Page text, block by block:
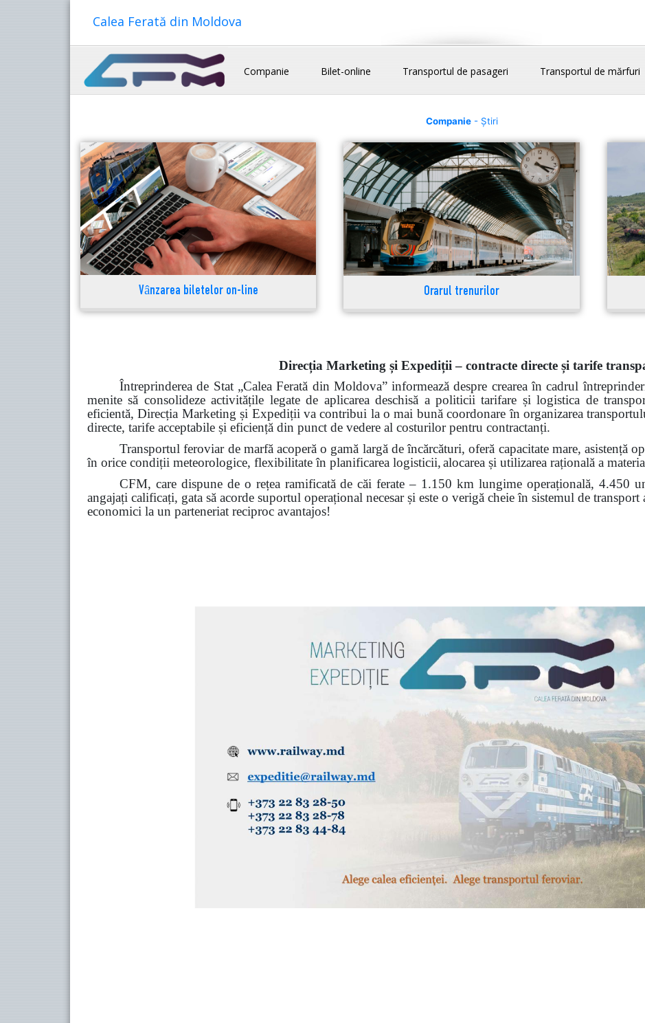
Calea Ferată din Moldova
Companie Bilet-online Transportul de pasageri Transportul de mărfuri
Companie- Știri
Vânzarea biletelor on-line Orarul trenurilor
Direcția Marketing și Expediții – contracte directe și tarife
Întreprinderea de Stat „Calea Ferată din Moldova” informează despre crearea în cadrul
menite să consolideze activitățile legate de aplicarea deschisă a politicii tarifare și logistica de
eficientă, Direcția Marketing și Expediții va contribui la o mai bună coordonare în organizarea
directe, tarife acceptabile și eficiență din punct de vedere al costurilor pentru contractanți.
Transportul feroviar de marfă acoperă o gamă largă de încărcături, oferă capacitate mare, asistență
în orice condiții meteorologice, flexibilitate în planificarea logisticii,alocarea și utilizarea rațională a
CFM, care dispune de o rețea ramificată de căi ferate – 1.150 km lungime operațională, 4.450
angajați calificați, gata să acorde suportul operațional necesar și este o verigă cheie în sistemul de
economici la un parteneriat reciproc avantajos!